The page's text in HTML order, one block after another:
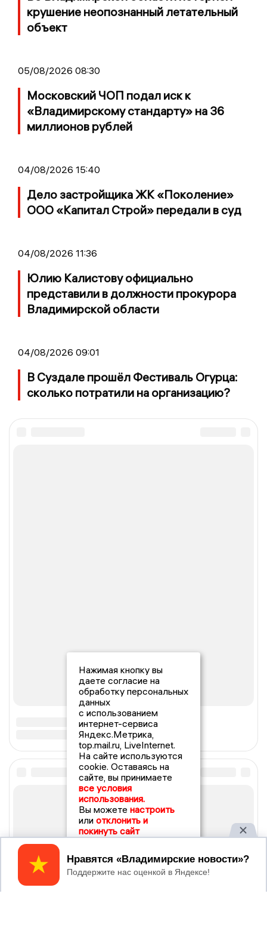
крушение неопознанный летательный
объект
05/08/2026 08:30
Московский ЧОП подал иск к
«Владимирскому стандарту» на 36
миллионов рублей
04/08/2026 15:40
Дело застройщика ЖК «Поколение»
ООО «Капитал Строй» передали в суд
04/08/2026 11:36
Юлию Калистову официально
представили в должности прокурора
Владимирской области
04/08/2026 09:01
В Суздале прошёл Фестиваль Огурца:
сколько потратили на организацию?
Нажимая кнопку вы
даете согласие на
обработку персональных
данных
с использованием
интернет-сервиса
Яндекс.Метрика,
top.mail.ru, LiveInternet.
На сайте используются
cookie. Оставаясь на
сайте, вы принимаете
все условия
использования.
Вы можете настроить
или отклонить и
покинуть сайт
Принять